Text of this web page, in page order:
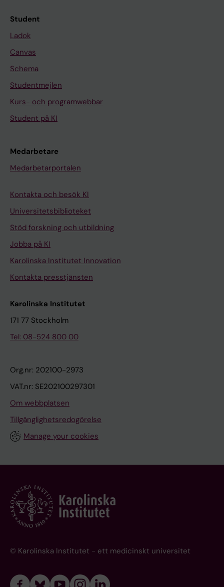
Student
Ladok
Canvas
Schema
Studentmejlen
Kurs- och programwebbar
Student på KI
Medarbetare
Medarbetarportalen
Kontakta och besök KI
Universitetsbiblioteket
Stöd forskning och utbildning
Jobba på KI
Karolinska Institutet Innovation
Kontakta presstjänsten
Karolinska Institutet
171 77 Stockholm
Tel: 08-524 800 00
Org.nr: 202100-2973
VAT.nr: SE202100297301
Om webbplatsen
Tillgänglighetsredogörelse
Manage your cookies
© Karolinska Institutet - ett medicinskt universitet